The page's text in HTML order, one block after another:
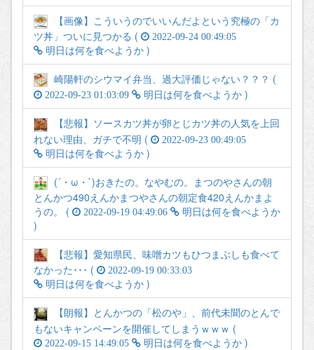
【画像】こういうのでいいんだよという究極の「カ
ツ丼」ついに見つかる (
2022-09-24 00:49:05
明日は何を食べようか )
崎陽軒のシウマイ弁当、過大評価じゃない？？？ (
2022-09-23 01:03:09 明日は何を食べようか )
【悲報】ソースカツ丼が卵とじカツ丼の人気を上回
れない理由、ガチで不明 (
2022-09-23 00:49:05
明日は何を食べようか )
(´・ω・`)おきたの。なやむの。まつのやさんの朝
とんかつ490えんかまつやさんの朝定食420えんかまよ
うの。 (
2022-09-19 04:49:06 明日は何を食べようか
)
【悲報】愛知県民、味噌カツもひつまぶしも食べて
なかった･･･ (
2022-09-19 00:33:03
明日は何を食べようか )
【朗報】とんかつの「松のや」、前代未聞のとんで
もないキャンペーンを開催してしまうｗｗｗ (
2022-09-15 14:49:05 明日は何を食べようか )